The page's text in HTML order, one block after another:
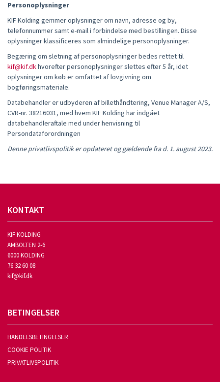
Personoplysninger
KIF Kolding gemmer oplysninger om navn, adresse og by,
telefonnummer samt e-mail i forbindelse med bestillingen. Disse
oplysninger klassificeres som almindelige personoplysninger.
Begæring om sletning af personoplysninger bedes rettet til
kif@kif.dkhvorefter personoplysninger slettes efter 5 år, idet
oplysninger om køb er omfattet af lovgivning om
bogføringsmateriale.
Databehandler er udbyderen af billethåndtering, Venue Manager A/S,
CVR-nr. 38216031, med hvem KIF Kolding har indgået
databehandleraftale med under henvisning til
Persondataforordningen
Denne privatlivspolitik er opdateret og gældende fra d. 1. august 2023.
KONTAKT
KIF KOLDING
AMBOLTEN 2-6
6000 KOLDING
76 32 60 08
kif@kif.dk
BETINGELSER
HANDELSBETINGELSER
COOKIE POLITIK
PRIVATLIVSPOLITIK